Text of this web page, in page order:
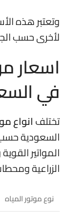
وتعتبر هذه
لأخرى حسب
اسعار
في
تختلفانواع
السعودية حسب
المواتير
الزراعية
نوع موتور المياه